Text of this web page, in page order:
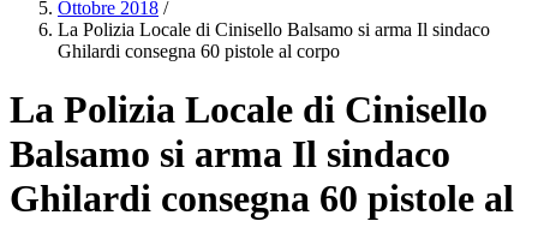
Ottobre 2018 /
La Polizia Locale di Cinisello Balsamo si arma Il sindaco
Ghilardi consegna 60 pistole al corpo
La Polizia Locale di Cinisello
Balsamo si arma Il sindaco
Ghilardi consegna 60 pistole al